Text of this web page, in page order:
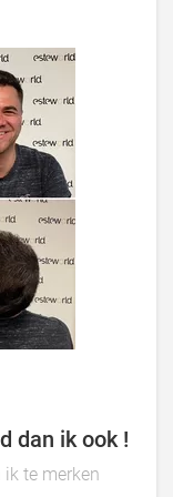
dan ik ook !
te merken